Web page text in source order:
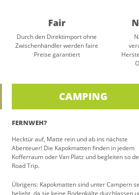
Fair
Durch den Direktimport ohne
Zwischenhändler werden faire
Preise garantiert
CAMPING
FERNWEH?
Hecktür auf, Matte rein und ab ins nächste
Abenteuer! Die Kapokmatten finden in jedem
Kofferraum oder Van Platz und begleiten so
Road Trip.
Übrigens: Kapokmatten sind unter Campern